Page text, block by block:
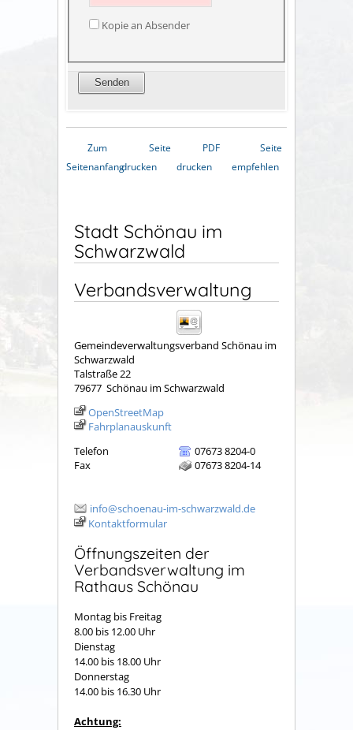
Kopie an Absender
Zum
Seitenanfang
Seite
drucken
PDF
drucken
Seite
empfehlen
Stadt Schönau im
Schwarzwald
Verbandsverwaltung
Gemeindeverwaltungsverband Schönau im
Schwarzwald
Talstraße 22
79677 Schönau im Schwarzwald
OpenStreetMap
Fahrplanauskunft
Telefon
07673 8204-0
Fax
07673 8204-14
info@schoenau-im-schwarzwald.de
Kontaktformular
Öffnungszeiten der
Verbandsverwaltung im
Rathaus Schönau
Montag bis Freitag
8.00 bis 12.00 Uhr
Dienstag
14.00 bis 18.00 Uhr
Donnerstag
14.00 bis 16.30 Uhr
Achtung: